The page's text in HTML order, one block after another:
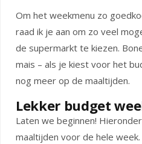
Om het weekmenu zo
raad ik je aan om zo veel
de supermarkt te kiezen.
mais – als je kiest voor het
nog meer op de maaltijden.
Lekker budget
Laten we beginnen!
maaltijden voor de hele week.